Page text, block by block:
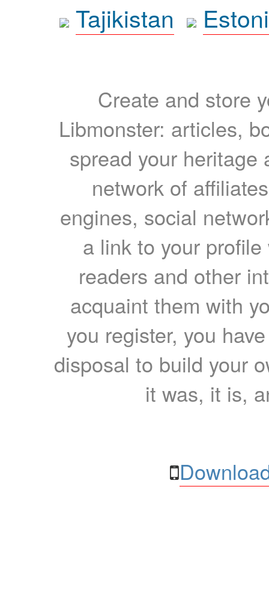
Tajikistan
Create and store
Libmonster: articles,
spread your heritage
network of
engines, social
a link to your
readers and other
acquaint them with
you register, you
disposal to build your
it was, it is,